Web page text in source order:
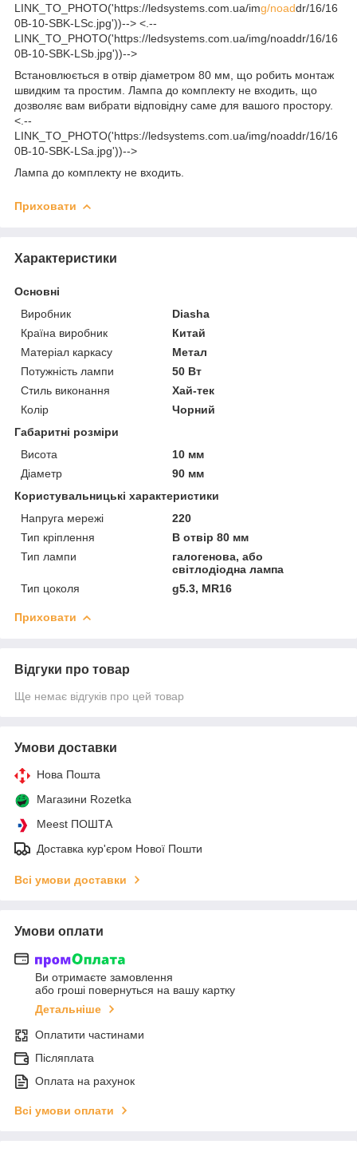
LINK_TO_PHOTO('https://ledsystems.com.ua/img/noaddr/16/16
0B-10-SBK-LSc.jpg'))--> <.--
LINK_TO_PHOTO('https://ledsystems.com.ua/img/noaddr/16/16
0B-10-SBK-LSb.jpg'))-->
Встановлюється в отвір діаметром 80 мм, що робить монтаж
швидким та простим. Лампа до комплекту не входить, що
дозволяє вам вибрати відповідну саме для вашого простору.
<.--
LINK_TO_PHOTO('https://ledsystems.com.ua/img/noaddr/16/16
0B-10-SBK-LSa.jpg'))-->
Лампа до комплекту не входить.
Приховати
Характеристики
Основні
Виробник
Diasha
Країна виробник
Китай
Матеріал каркасу
Метал
Потужність лампи
50 Вт
Стиль виконання
Хай-тек
Колір
Чорний
Габаритні розміри
Висота
10 мм
Діаметр
90 мм
Користувальницькі характеристики
Напруга мережі
220
Тип кріплення
В отвір 80 мм
Тип лампи
галогенова, або
світлодіодна лампа
Тип цоколя
g5.3, MR16
Приховати
Відгуки про товар
Ще немає відгуків про цей товар
Умови доставки
Нова Пошта
Магазини Rozetka
Meest ПОШТА
Доставка кур'єром Нової Пошти
Всі умови доставки
Умови оплати
Ви отримаєте замовлення
або гроші повернуться на вашу картку
Детальніше
Оплатити частинами
Післяплата
Оплата на рахунок
Всі умови оплати